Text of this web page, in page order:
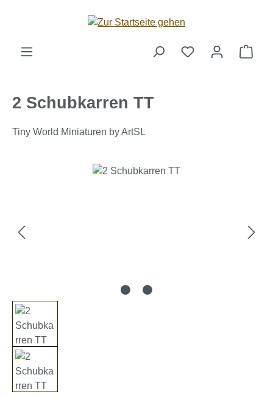
Zum Hauptinhalt springen
2 Schubkarren TT
Tiny World Miniaturen by ArtSL
Bildergalerie überspringen